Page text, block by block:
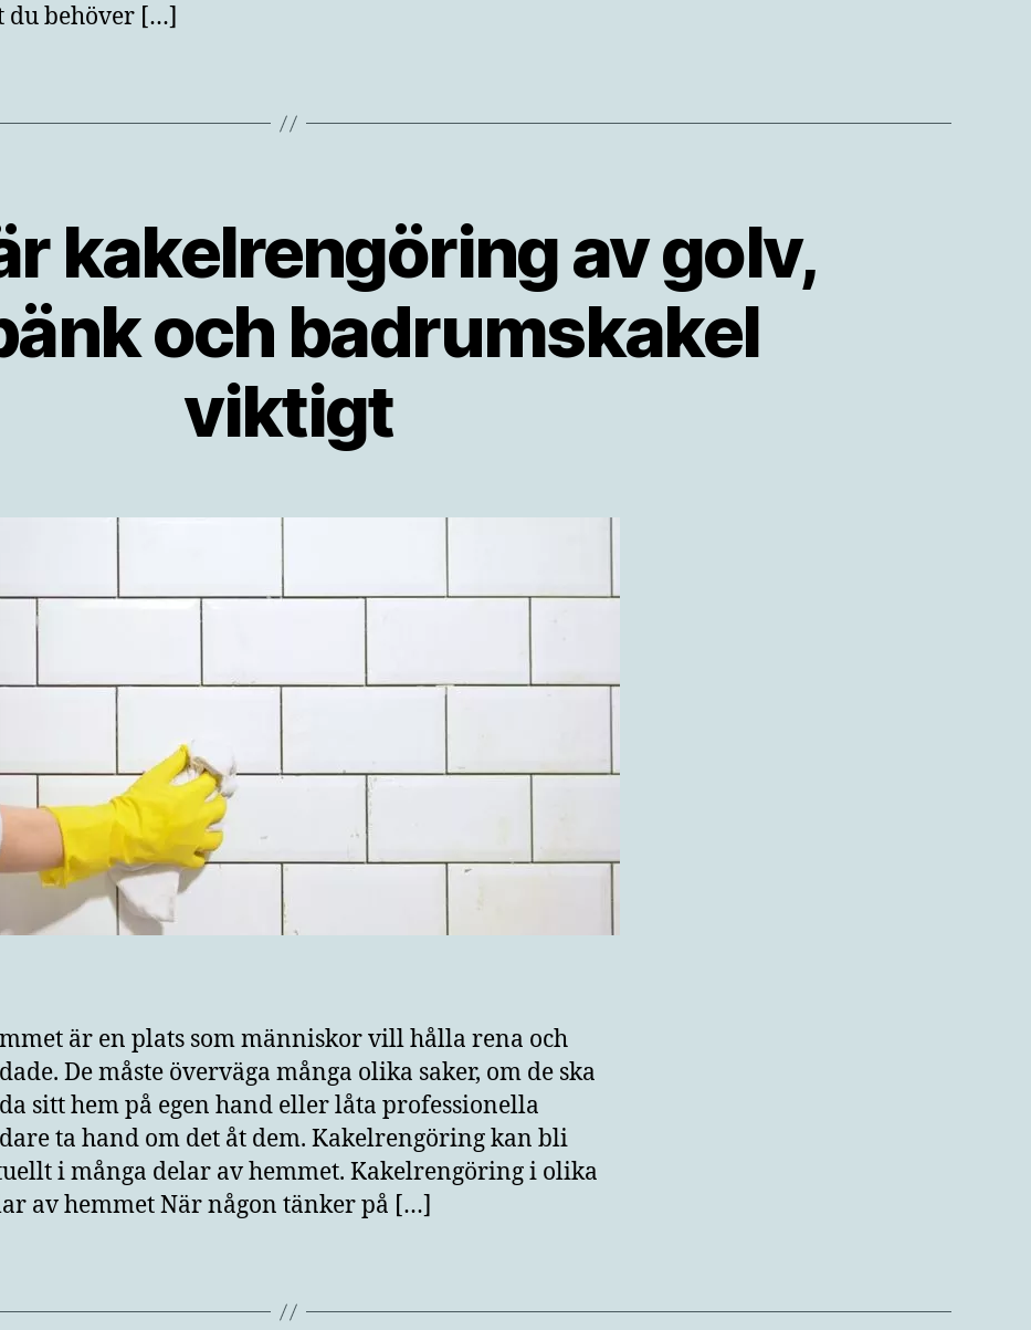
du behöver […]
kakelrengöring av golv,
och badrumskakel
viktigt
är en plats som människor vill hålla rena och
De måste överväga många olika saker, om de ska
sitt hem på egen hand eller låta professionella
ta hand om det åt dem. Kakelrengöring kan bli
i många delar av hemmet. Kakelrengöring i olika
av hemmet När någon tänker på […]